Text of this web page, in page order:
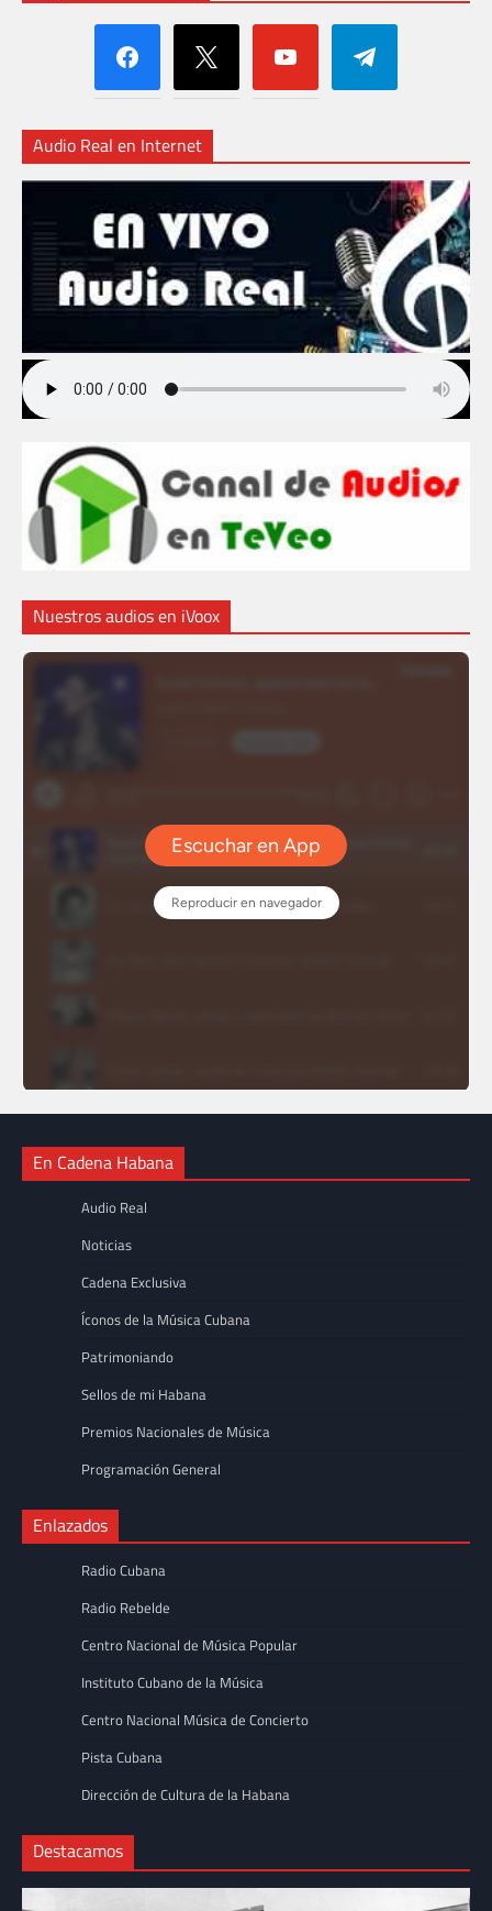
facebook x youtube telegram
Audio Real en Internet
Nuestros audios en iVoox
En Cadena Habana
Audio Real
Noticias
Cadena Exclusiva
Íconos de la Música Cubana
Patrimoniando
Sellos de mi Habana
Premios Nacionales de Música
Programación General
Enlazados
Radio Cubana
Radio Rebelde
Centro Nacional de Música Popular
Instituto Cubano de la Música
Centro Nacional Música de Concierto
Pista Cubana
Dirección de Cultura de la Habana
Destacamos